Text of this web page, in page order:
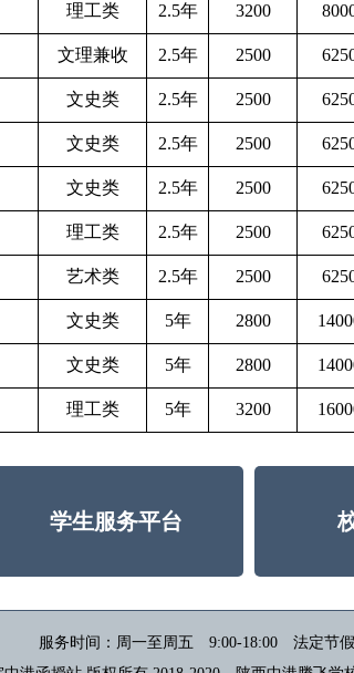
理工类 2.5年 3200
文理兼收 2.5年 2500
文史类 2.5年 2500
文史类 2.5年 2500
文史类 2.5年 2500
理工类 2.5年 2500
艺术类 2.5年 2500
文史类 5年 2800
文史类 5年 2800
理工类 5年 3200
学生服务平台
服务时间：周一至周五 9:00-18:00 法定节假